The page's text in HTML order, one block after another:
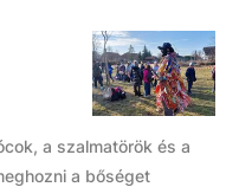
a szalmatörök és a
a bőséget